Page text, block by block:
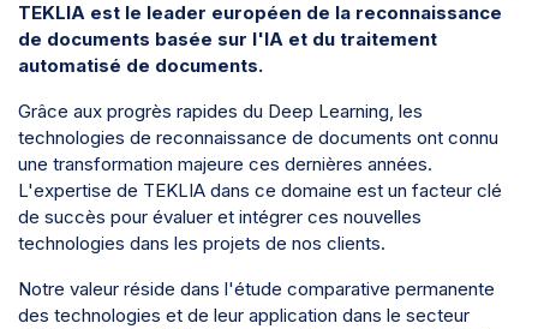
TEKLIA est le leader européen de la reconnaissance
de documents basée sur l'IA et du traitement
automatisé de documents.
Grâce aux progrès rapides du Deep Learning, les
technologies de reconnaissance de documents ont connu
une transformation majeure ces dernières années.
L'expertise de TEKLIA dans ce domaine est un facteur clé
de succès pour évaluer et intégrer ces nouvelles
technologies dans les projets de nos clients.
Notre valeur réside dans l'étude comparative permanente
des technologies et de leur application dans le secteur